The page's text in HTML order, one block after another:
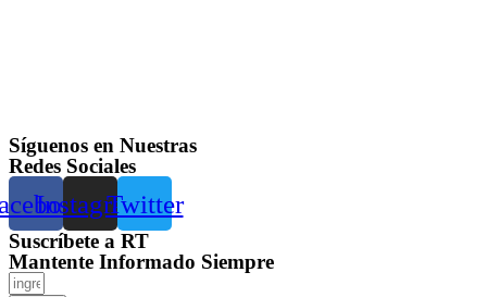
Síguenos en Nuestras
Redes Sociales
InstagramTwitter
Suscríbete a RT
Mantente Informado Siempre